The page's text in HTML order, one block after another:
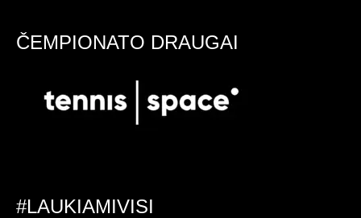
ČEMPIONATO DRAUGAI
#LAUKIAMIVISI